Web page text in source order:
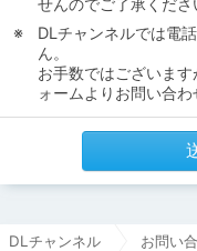
せんのでご了承くださ
DLチャンネルでは電
ん。
お手数ではございま
ォームよりお問い合わ
DLチャンネル お問い